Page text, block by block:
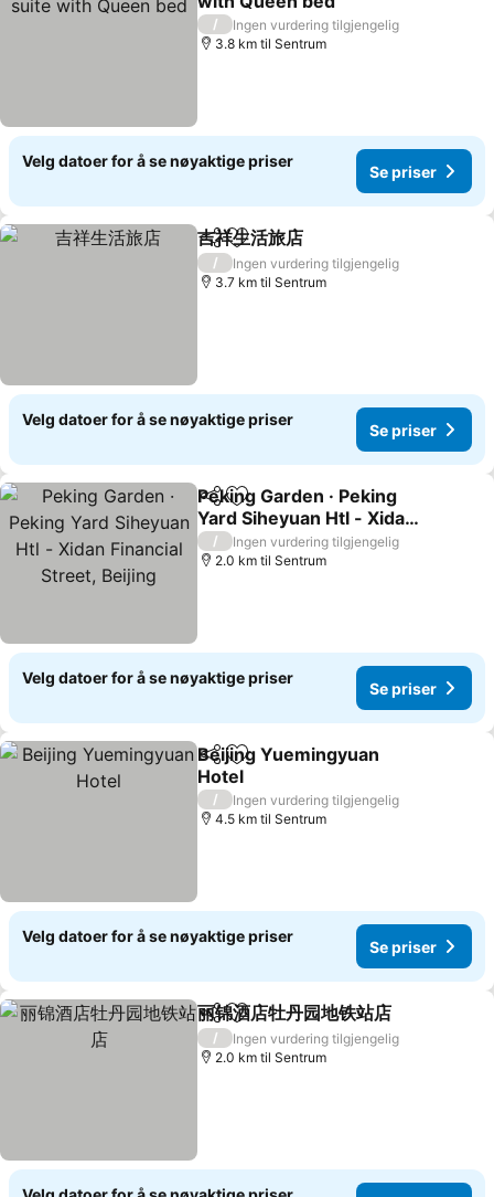
Se priser
/
Ingen vurdering tilgjengelig
3.8 km til Sentrum
Velg datoer for å se nøyaktige priser
Se priser
Del Legg til i favoritter
吉祥生活旅店
/
Ingen vurdering tilgjengelig
3.7 km til Sentrum
Velg datoer for å se nøyaktige priser
Se priser
Del Legg til i favoritter
Peking Garden · Peking
Yard Siheyuan Htl - Xidan
Financial Street, Beijing
Se priser
/
Ingen vurdering tilgjengelig
2.0 km til Sentrum
Velg datoer for å se nøyaktige priser
Se priser
Del Legg til i favoritter
Beijing Yuemingyuan
Hotel
Se priser
/
Ingen vurdering tilgjengelig
4.5 km til Sentrum
Velg datoer for å se nøyaktige priser
Se priser
Del Legg til i favoritter
丽锦酒店牡丹园地铁站店
/
Ingen vurdering tilgjengelig
2.0 km til Sentrum